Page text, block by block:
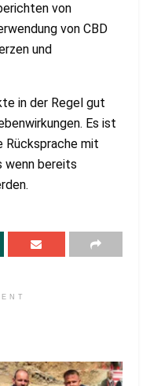
von
von CBD
und
in der Regel gut
Es ist
Rücksprache mit
wenn bereits